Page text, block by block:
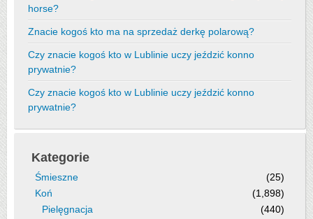
horse?
Znacie kogoś kto ma na sprzedaż derkę polarową?
Czy znacie kogoś kto w Lublinie uczy jeździć konno
prywatnie?
Czy znacie kogoś kto w Lublinie uczy jeździć konno
prywatnie?
Kategorie
Śmieszne
(25)
Koń
(1,898)
Pielęgnacja
(440)